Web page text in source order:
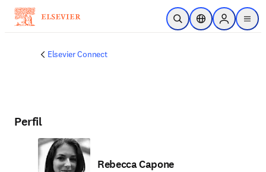
Saltar al contenido principal
Abrir búsqueda
Selector deSign in to
menu
Elsevier Connect
Perfil
Rebecca Capone